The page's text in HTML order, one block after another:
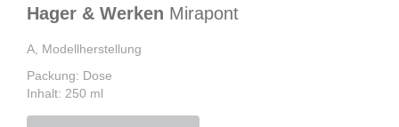
Hager & Werken Mirapont
A, Modellherstellung
Packung: Dose
Inhalt: 250 ml